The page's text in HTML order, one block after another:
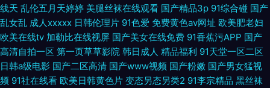
线天 乱伦五月天婷婷 美腿丝袜在线观看 国产精品3p 91综合碰 国产
乱女乱 成人xxxxx 日韩伦理片 91色爱 免费黄色av网址 欧美肥老妇
欧美在线tv 加勒比在线视屏 国产美女在线免费 91香蕉污APP 国产
高清自拍一区 第一页草草影院 韩日成人 精品福利 91天堂一区二区
日韩a级电影 国产二区高清 国产www视频 国产粉嫩 国产男女猛视
频 91社在线看 欧美日韩黄色片 变态另态另类2 91李宗精品 黑丝袜